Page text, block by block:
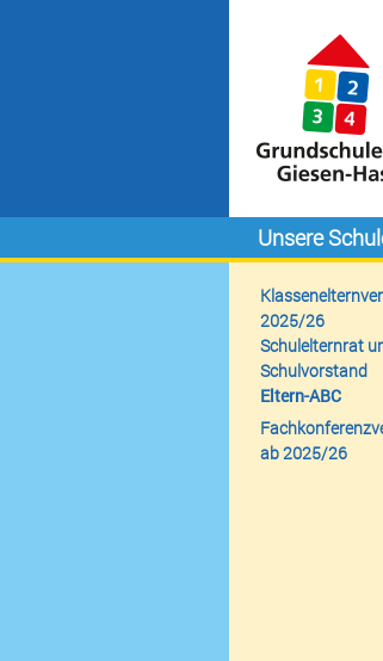
Unsere
2025/26
Schulelternrat
Schulvorstand
Eltern-ABC
ab 2025/26